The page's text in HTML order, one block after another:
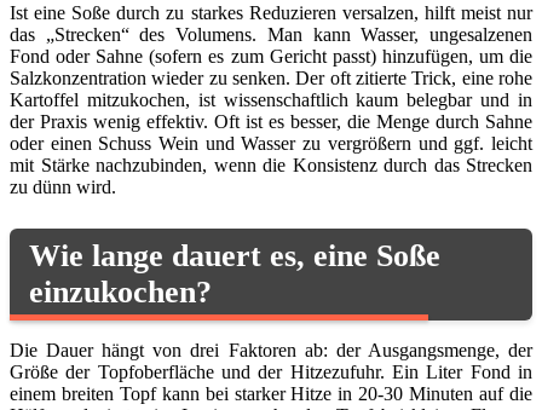
Ist eine Soße durch zu starkes Reduzieren versalzen, hilft meist nur
das „Strecken“ des Volumens. Man kann Wasser, ungesalzenen
Fond oder Sahne (sofern es zum Gericht passt) hinzufügen, um die
Salzkonzentration wieder zu senken. Der oft zitierte Trick, eine rohe
Kartoffel mitzukochen, ist wissenschaftlich kaum belegbar und in
der Praxis wenig effektiv. Oft ist es besser, die Menge durch Sahne
oder einen Schuss Wein und Wasser zu vergrößern und ggf. leicht
mit Stärke nachzubinden, wenn die Konsistenz durch das Strecken
zu dünn wird.
Wie lange dauert es, eine Soße
einzukochen?
Die Dauer hängt von drei Faktoren ab: der Ausgangsmenge, der
Größe der Topfoberfläche und der Hitzezufuhr. Ein Liter Fond in
einem breiten Topf kann bei starker Hitze in 20-30 Minuten auf die